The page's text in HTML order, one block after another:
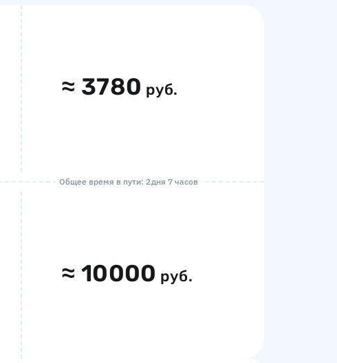
≈ 3780 руб.
Общее время в пути: 2 дня 7 часов
≈10000 руб.